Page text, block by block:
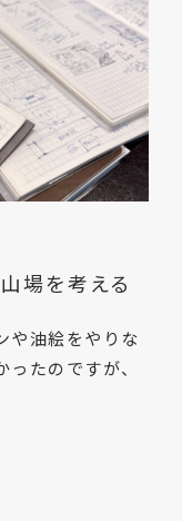
場を考える
や油絵をやりな
たのですが、